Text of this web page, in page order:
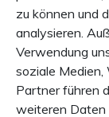
Paiement
Mastercard,
Garantie
Droit de retour
La garantie
zu können und
analysieren.
Verwendung
soziale
Partner führen
weiteren Daten